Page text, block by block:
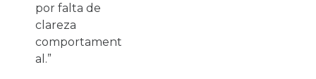
por falta de
clareza
comportament
al.”